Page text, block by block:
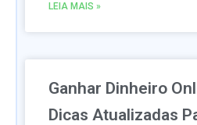
LEIA MAIS »
Ganhar Dinheiro
Dicas Atualizadas